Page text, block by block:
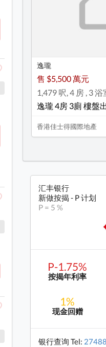
逸瓏
售 $5,500 萬元
1,479 呎, 4 房 , 3 浴
逸瓏 4房 3廁 樓盤
香港佳士得國際地產
汇丰银行
新做按揭 - P 计划
P = 5 %
P-1.75%
按揭年利率
1%
现金回赠
银行查询 Tel: